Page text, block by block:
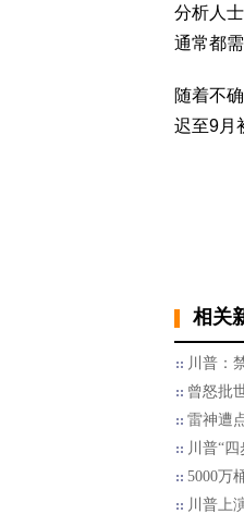
分析人
通常都
随着不
迟至9月
相关
川普：
曾怒批
雷神遭
川普“
5000万
川普上